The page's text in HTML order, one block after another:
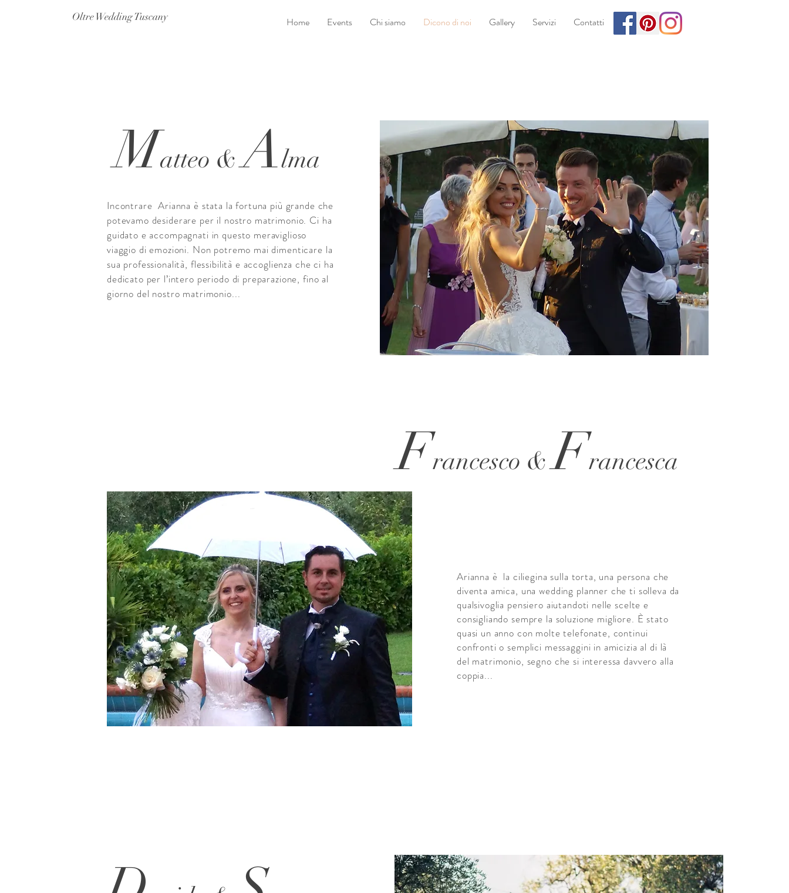
Oltre Wedding Tuscany Home Events Chi siamo Dicono di noi Gallery Servizi Contatti
Matteo &Alma
Incontrare Arianna è stata la fortuna più grande che
potevamo desiderare per il nostro matrimonio. Ci ha
guidato e accompagnati in questo meraviglioso
viaggio di emozioni. Non potremo mai dimenticare la
sua professionalità, flessibilità e accoglienza che ci ha
dedicato per l’intero periodo di preparazione, fino al
giorno del nostro matrimonio...
Francesco &Francesca
Arianna è la ciliegina sulla torta, una persona che
diventa amica, una wedding planner che ti solleva da
qualsivoglia pensiero aiutandoti nelle scelte e
consigliando sempre la soluzione migliore. È stato
quasi un anno con molte telefonate, continui
confronti o semplici messaggini in amicizia al di là
del matrimonio, segno che si interessa davvero alla
coppia...